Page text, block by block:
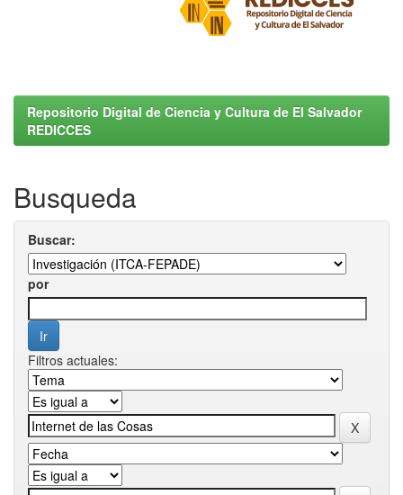
Repositorio Digital de Ciencia y Cultura de El Salvador
REDICCES
Busqueda
Buscar:
por
Filtros actuales: